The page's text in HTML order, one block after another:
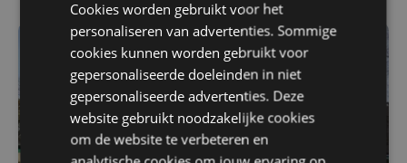
Cookies worden gebruikt voor het
personaliseren van advertenties. Sommige
cookies kunnen worden gebruikt voor
gepersonaliseerde doeleinden in niet
gepersonaliseerde advertenties. Deze
website gebruikt noodzakelijke cookies
om de website te verbeteren en